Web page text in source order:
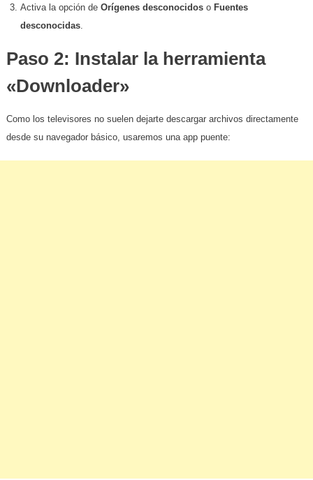
​Activa la opción de Orígenes desconocidoso Fuentes
desconocidas.
​Paso 2: Instalar la herramienta
«Downloader»
​Como los televisores no suelen dejarte descargar archivos directamente
desde su navegador básico, usaremos una app puente: